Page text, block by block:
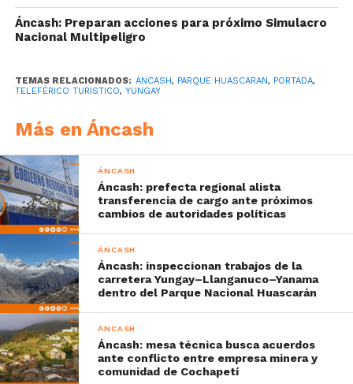
Áncash: Preparan acciones para próximo Simulacro
Nacional Multipeligro
TEMAS RELACIONADOS: ÁNCASH, PARQUE HUASCARAN, PORTADA,
TELEFÉRICO TURISTICO, YUNGAY
Más en Áncash
ÁNCASH
Áncash: prefecta regional alista
transferencia de cargo ante próximos
cambios de autoridades políticas
ÁNCASH
Áncash: inspeccionan trabajos de la
carretera Yungay–Llanganuco–Yanama
dentro del Parque Nacional Huascarán
ÁNCASH
Áncash: mesa técnica busca acuerdos
ante conflicto entre empresa minera y
comunidad de Cochapetí